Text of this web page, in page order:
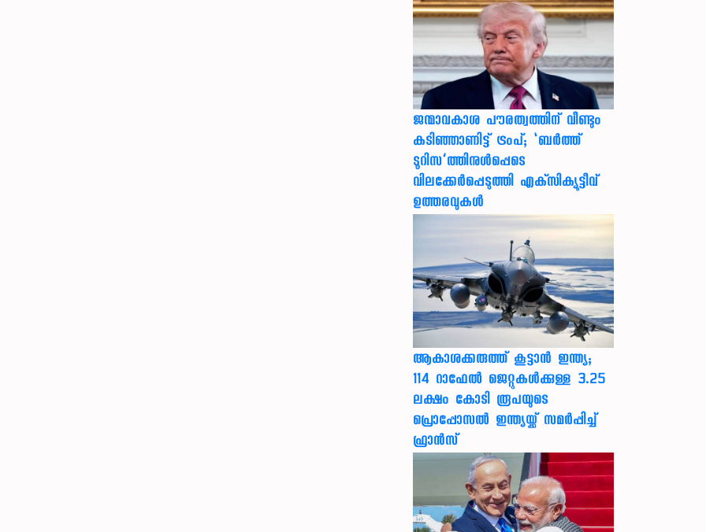
ജന്മാവകാശ പൗരത്വത്തിന് വീണ്ടും
കടിഞ്ഞാണിട്ട് ട്രംപ്; ‘ബര്‍ത്ത്
ടൂറിസ’ത്തിനുള്‍പ്പെടെ
വിലക്കേര്‍പ്പെടുത്തി എക്‌സിക്യൂട്ടീവ്
ഉത്തരവുകള്‍
ആകാശക്കരുത്ത് കൂട്ടാൻ ഇന്ത്യ;
114 റാഫേൽ ജെറ്റുകൾക്കുള്ള 3.25
ലക്ഷം കോടി രൂപയുടെ
പ്രൊപ്പോസൽ ഇന്ത്യയ്ക്ക് സമർപ്പിച്ച്
ഫ്രാൻസ്